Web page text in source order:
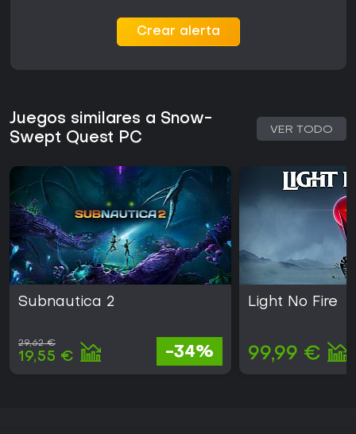
Crear alerta
Juegos similares a Snow-
Swept Quest PC
VER TODO
Subnautica 2
29,62 €
19,55 € -34%
Light No Fire
99,99 €